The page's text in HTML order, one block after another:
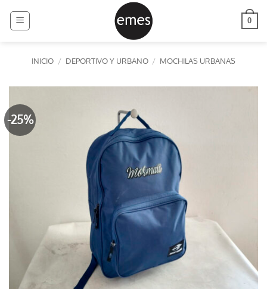
0
INICIO / DEPORTIVO Y URBANO / MOCHILAS URBANAS
-25%